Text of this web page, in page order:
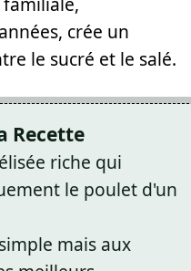
crée un
le sucré et le salé.
Recette
riche qui
le poulet d'un
mais aux